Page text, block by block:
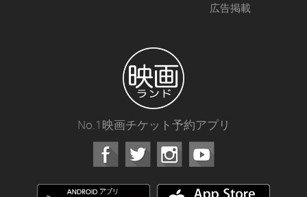
広告掲載
No.1映画チケット予約アプリ
Facebook Instagram